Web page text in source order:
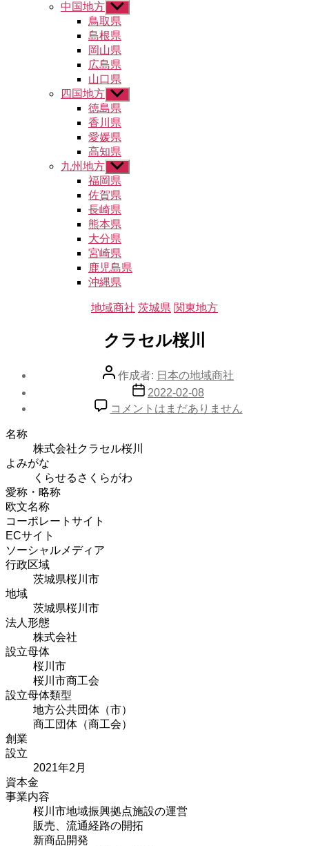
示
中国地方 サ
ブ
メ
ニ
ュ
ー
を
表
示
鳥取県
島根県
岡山県
広島県
山口県
四国地方 サ
ブ
メ
ニ
ュ
ー
を
表
示
徳島県
香川県
愛媛県
高知県
九州地方 サ
ブ
メ
ニ
ュ
ー
を
表
示
福岡県
佐賀県
長崎県
熊本県
大分県
宮崎県
鹿児島県
沖縄県
カ
ゴ
リ
地域商社 茨城県 関東地方
クラセル桜川
投
者
作成者: 日本の地域商社
投
稿
2022-02-08
ク
ル
川
コメントはまだありません
名称
株式会社クラセル桜川
よみがな
くらせるさくらがわ
愛称・略称
欧文名称
コーポレートサイト
ECサイト
ソーシャルメディア
行政区域
茨城県桜川市
地域
茨城県桜川市
法人形態
株式会社
設立母体
桜川市
桜川市商工会
設立母体類型
地方公共団体（市）
商工団体（商工会）
創業
設立
2021年2月
資本金
事業内容
桜川市地域振興拠点施設の運営
販売、流通経路の開拓
新商品開発